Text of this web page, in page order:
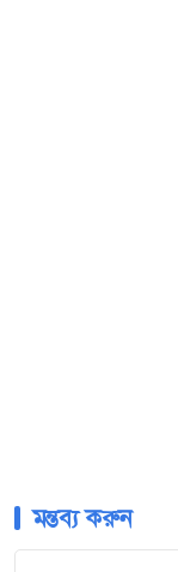
মন্তব্য করুন